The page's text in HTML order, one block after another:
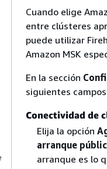
Cuando elige
entre clústeres
puede utilizar
Amazon MSK
En la sección
siguientes
Conectividad de
Elija la opción
arranque
arranque es lo